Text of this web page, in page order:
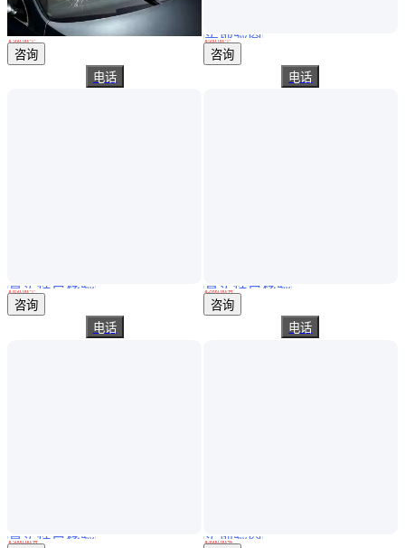
酒精浓度吹气酒精仪器 指挥棒式快速排查酒精测试仪
￥560.00/个
北京丰台
咨询
电话
灿孚YJ0118-1吹气式酒精检测仪饮酒检测仪酒精测试仪
真实性已核验
￥850.00/个
上海
咨询
电话
酒精测试仪 酒精监测仪 FiT333呼气式饮酒测试检查仪
真实性已核验
￥5000.00/台
河南郑州
指挥棒式快速排查酒精测试仪 酒精检测仪 酒检仪山丘
实地验商
￥580 .00/个
北京
咨询
电话
酒安A12酒精测试仪 S2指挥棒式酒精检测仪 酒精排查仪
真实性已核验
￥2999.00/台
山东济南
咨询
电话
山丘品牌壁挂式酒精检测仪DT-1000型 高精度连续测量8小时以上
实地验商
￥3600.00/件
北京